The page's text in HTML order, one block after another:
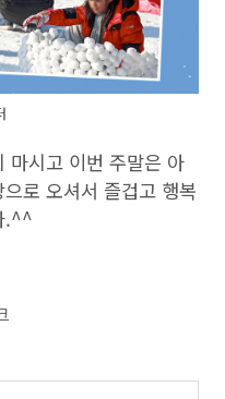
마시고 이번 주말은 아
로 오셔서 즐겁고 행복
.^^